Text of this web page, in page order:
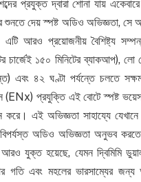
প্রযুক্ত দ্বারা শোনা যায়
শুনতে দেয় স্পষ্ট অডিও অভিজ্ঞতা, সে
এটি আরও প্রয়োজনীয় বৈশিষ্ট্য
চার্জেই ১৫০ মিনিটের ব্যাকআপ), লো
এবং ৪২ ঘণ্টা পর্যন্তে চলতে
(ENx) প্রযুক্তি এই বোটে স্পষ্ট
করে। এই অভিজ্ঞতা সাহায্যে
অডিও অভিজ্ঞতা অনুভব
যুক্ত হয়েছে, যেমন দ্বিমিমি
গতি এবং মহলের ভারসাম্যের